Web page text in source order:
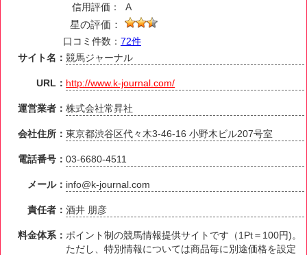
信用評価：
A
星の評価：
口コミ件数： 72件
サイト名：競馬ジャーナル
URL： http://www.k-journal.com/
運営業者：株式会社常昇社
会社住所：東京都渋谷区代々木3-46-16 小野木ビル207号室
電話番号：03-6680-4511
メール： info@k-journal.com
責任者：酒井 朋彦
料金体系： ポイント制の競馬情報提供サイトです（1Pt＝100円)。
ただし、特別情報については商品毎に別途価格を設定